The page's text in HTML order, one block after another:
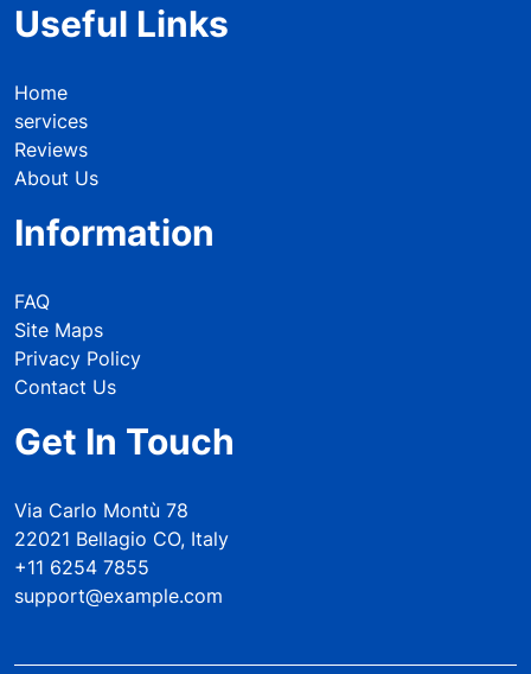
Useful Links
Home
services
Reviews
About Us
Information
FAQ
Site Maps
Privacy Policy
Contact Us
Get In Touch
Via Carlo Montù 78
22021 Bellagio CO, Italy
+11 6254 7855
support@example.com